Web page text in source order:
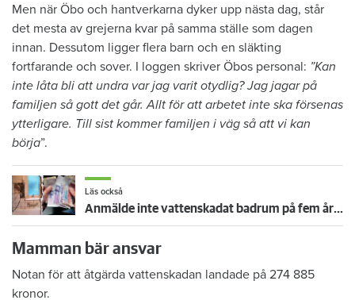
Men när Öbo och hantverkarna dyker upp nästa dag, står
det mesta av grejerna kvar på samma ställe som dagen
innan. Dessutom ligger flera barn och en släkting
fortfarande och sover. I loggen skriver Öbos personal: ”Kan
inte låta bli att undra var jag varit otydlig? Jag jagar på
familjen så gott det går. Allt för att arbetet inte ska försenas
ytterligare. Till sist kommer familjen i väg så att vi kan
börja”.
Läs också
Anmälde inte vattenskadat badrum på fem år – krävs på 125 000 kronor
Mamman bär ansvar
Notan för att åtgärda vattenskadan landade på 274 885
kronor.